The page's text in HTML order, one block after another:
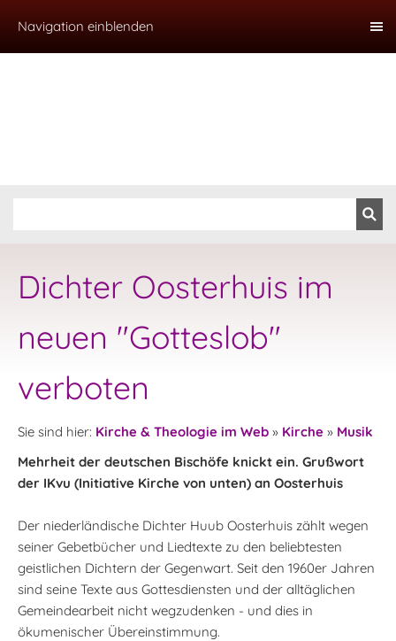
Navigation einblenden
Dichter Oosterhuis im
neuen "Gotteslob"
verboten
Sie sind hier: Kirche & Theologie im Web » Kirche » Musik
Mehrheit der deutschen Bischöfe knickt ein. Grußwort
der IKvu (Initiative Kirche von unten) an Oosterhuis
Der niederländische Dichter Huub Oosterhuis zählt wegen
seiner Gebetbücher und Liedtexte zu den beliebtesten
geistlichen Dichtern der Gegenwart. Seit den 1960er Jahren
sind seine Texte aus Gottesdiensten und der alltäglichen
Gemeindearbeit nicht wegzudenken - und dies in
ökumenischer Übereinstimmung.